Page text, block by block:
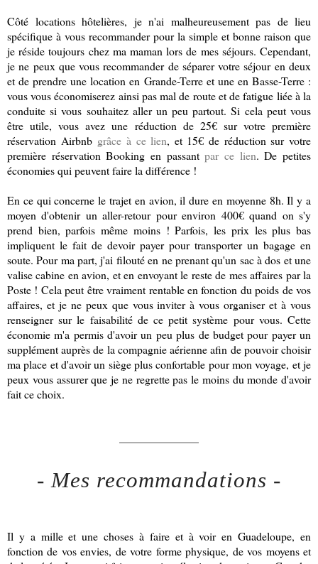
Côté locations hôtelières, je n'ai malheureusement pas de lieu
spécifique à vous recommander pour la simple et bonne raison que
je réside toujours chez ma maman lors de mes séjours. Cependant,
je ne peux que vous recommander de séparer votre séjour en deux
et de prendre une location en Grande-Terre et une en Basse-Terre :
vous vous économiserez ainsi pas mal de route et de fatigue liée à la
conduite si vous souhaitez aller un peu partout. Si cela peut vous
être utile, vous avez une réduction de 25€ sur votre première
réservation Airbnbgrâce à ce lien, et 15€ de réduction sur votre
première réservation Booking en passantpar ce lien. De petites
économies qui peuvent faire la différence !
En ce qui concerne le trajet en avion, il dure en moyenne 8h. Il y a
moyen d'obtenir un aller-retour pour environ 400€ quand on s'y
prend bien, parfois même moins ! Parfois, les prix les plus bas
impliquent le fait de devoir payer pour transporter un bagage en
soute. Pour ma part, j'ai filouté en ne prenant qu'un sac à dos et une
valise cabine en avion, et en envoyant le reste de mes affaires par la
Poste ! Cela peut être vraiment rentable en fonction du poids de vos
affaires, et je ne peux que vous inviter à vous organiser et à vous
renseigner sur le faisabilité de ce petit système pour vous. Cette
économie m'a permis d'avoir un peu plus de budget pour payer un
supplément auprès de la compagnie aérienne afin de pouvoir choisir
ma place et d'avoir un siège plus confortable pour mon voyage, et je
peux vous assurer que je ne regrette pas le moins du monde d'avoir
fait ce choix.
- Mes recommandations -
Il y a mille et une choses à faire et à voir en Guadeloupe, en
fonction de vos envies, de votre forme physique, de vos moyens et